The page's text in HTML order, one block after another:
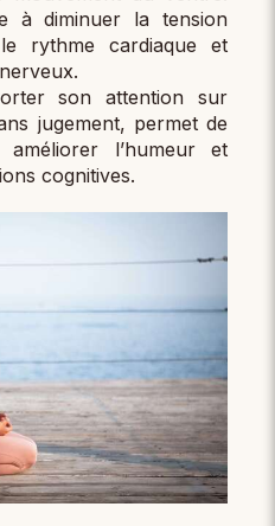
à diminuer la tension
rythme cardiaque et
son attention sur
jugement, permet de
l’humeur et
cognitives.